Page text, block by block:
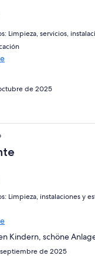
Limpieza, servicios,
de 2025
Limpieza, instalaciones y
Kindern, schöne
septiembre de 2025